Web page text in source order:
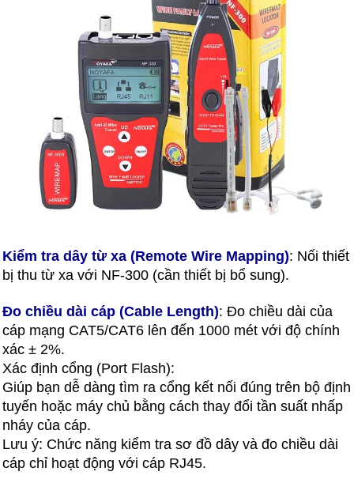
Kiểm tra dây từ xa (Remote Wire Mapping): Nối thiết
bị thu từ xa với NF-300 (cần thiết bị bổ sung).
Đo chiều dài cáp (Cable Length): Đo chiều dài của
cáp mạng CAT5/CAT6 lên đến 1000 mét với độ chính
xác ± 2%.
Xác định cổng (Port Flash):
Giúp bạn dễ dàng tìm ra cổng kết nối đúng trên bộ định
tuyến hoặc máy chủ bằng cách thay đổi tần suất nhấp
nháy của cáp.
Lưu ý: Chức năng kiểm tra sơ đồ dây và đo chiều dài
cáp chỉ hoạt động với cáp RJ45.